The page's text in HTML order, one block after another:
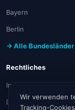
Bayern
Berlin
→ Alle Bundesländer
Rechtliches
Impressum
Datenschutz
Wir verwenden
Tracking-